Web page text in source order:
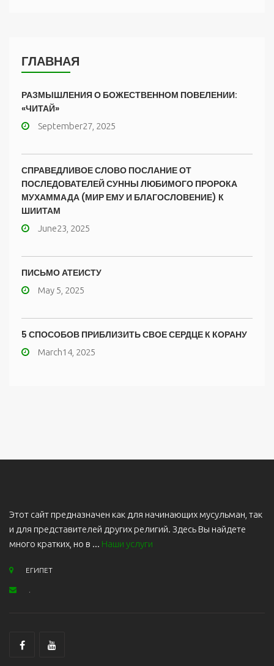
ГЛАВНАЯ
РАЗМЫШЛЕНИЯ О БОЖЕСТВЕННОМ ПОВЕЛЕНИИ:
«ЧИТАЙ»
September27, 2025
СПРАВЕДЛИВОЕ СЛОВО ПОСЛАНИЕ ОТ
ПОСЛЕДОВАТЕЛЕЙ СУННЫ ЛЮБИМОГО ПРОРОКА
МУХАММАДА (МИР ЕМУ И БЛАГОСЛОВЕНИЕ) К
ШИИТАМ
June23, 2025
ПИСЬМО АТЕИСТУ
May 5, 2025
5 СПОСОБОВ ПРИБЛИЗИТЬ СВОЕ СЕРДЦЕ К КОРАНУ
March14, 2025
Этот сайт предназначен как для начинающих мусульман, так
и для представителей других религий. Здесь Вы найдете
много кратких, но в ... Наши услуги
ЕГИПЕТ